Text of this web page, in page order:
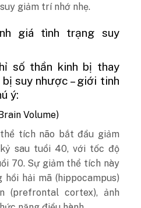
giảm trí nhớ nhẹ.
giá tình trạng suy
số thần kinh bị thay
suy nhược – giới tinh
ý:
Volume)
tích não bắt đầu giảm
sau tuổi 40, với tốc độ
70. Sự giảm thể tích này
hải mã (hippocampus)
(prefrontal cortex), ảnh